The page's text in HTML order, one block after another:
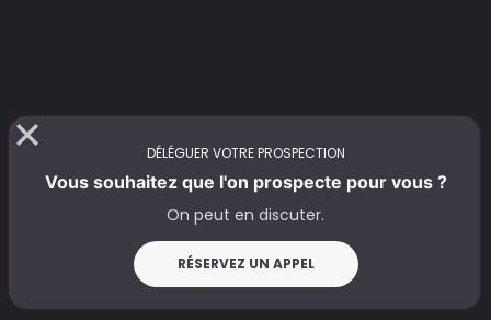
DÉLÉGUER VOTRE PROSPECTION
Vous souhaitez que l'on prospecte pour vous ?
On peut en discuter.
RÉSERVEZ UN APPEL